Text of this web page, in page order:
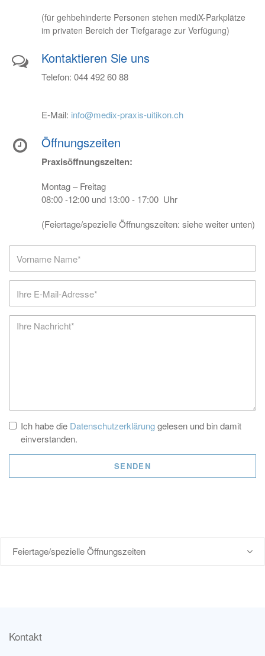
(für gehbehinderte Personen stehen mediX-Parkplätze
im privaten Bereich der Tiefgarage zur Verfügung)
Kontaktieren Sie uns
Telefon: 044 492 60 88
E-Mail: info@medix-praxis-uitikon.ch
Öffnungszeiten
Praxisöffnungszeiten:
Montag – Freitag
08:00 -12:00 und 13:00 - 17:00 Uhr
(Feiertage/spezielle Öffnungszeiten: siehe weiter unten)
Name
Mail
Ich habe die Datenschutzerklärunggelesen und bin damit
einverstanden.
SENDEN
Feiertage/spezielle Öffnungszeiten
Kontakt